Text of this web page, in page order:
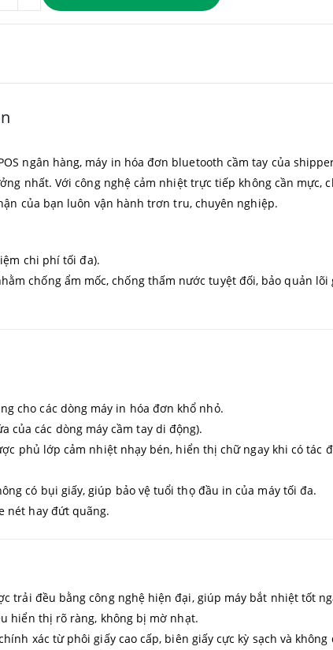
ngân hàng, máy in hóa đơn bluetooth cầm tay của
nhất. Với công nghệ cảm nhiệt trực tiếp không cần mực,
của bạn luôn vận hành trơn tru, chuyên nghiệp.
chi phí tối đa).
chống ẩm mốc, chống thấm nước tuyệt đối, bảo quản
cho các dòng máy in hóa đơn khổ nhỏ.
của các dòng máy cầm tay di động).
phủ lớp cảm nhiệt nhạy bén, hiển thị chữ ngay khi có tác
có bụi giấy, giúp bảo vệ tuổi thọ đầu in của máy tối đa.
nét hay đứt quãng.
trải đều bằng công nghệ hiện đại, giúp máy bắt nhiệt tốt
hiển thị rõ ràng, không bị mờ nhạt.
xác từ phôi giấy cao cấp, biên giấy cực kỳ sạch và